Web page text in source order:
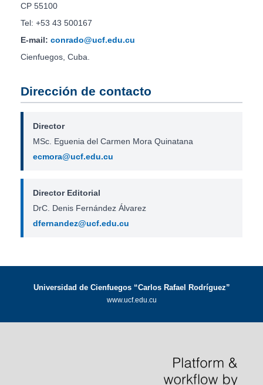
CP 55100
Tel: +53 43 500167
E-mail: conrado@ucf.edu.cu
Cienfuegos, Cuba.
Dirección de contacto
Director
MSc. Eguenia del Carmen Mora Quinatana
ecmora@ucf.edu.cu
Director Editorial
DrC. Denis Fernández Álvarez
dfernandez@ucf.edu.cu
Universidad de Cienfuegos “Carlos Rafael Rodríguez”
www.ucf.edu.cu